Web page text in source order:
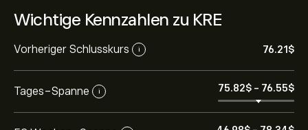
Wichtige Kennzahlen zu KRE
Vorheriger Schlusskurs i 76.21‎$‎
Tages-Spanne i 75.82‎$‎ - 76.55‎$‎